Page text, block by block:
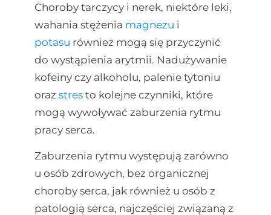
Choroby tarczycy i nerek, niektóre leki,
wahania stężenia magnezu i
potasu również mogą się przyczynić
do wystąpienia arytmii. Nadużywanie
kofeiny czy alkoholu, palenie tytoniu
oraz stresto kolejne czynniki, które
mogą wywoływać zaburzenia rytmu
pracy serca.
Zaburzenia rytmu występują zarówno
u osób zdrowych, bez organicznej
choroby serca, jak również u osób z
patologią serca, najczęściej związaną z